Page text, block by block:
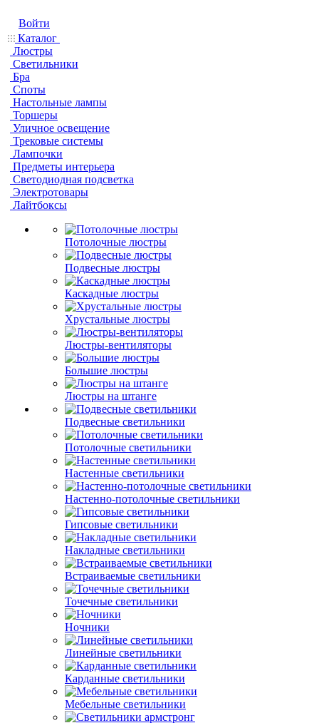
Войти
Каталог
Люстры
Светильники
Бра
Споты
Настольные лампы
Торшеры
Уличное освещение
Трековые системы
Лампочки
Предметы интерьера
Светодиодная подсветка
Электротовары
Лайтбоксы
Потолочные люстры
Подвесные люстры
Каскадные люстры
Хрустальные люстры
Люстры-вентиляторы
Большие люстры
Люстры на штанге
Подвесные светильники
Потолочные светильники
Настенные светильники
Настенно-потолочные светильники
Гипсовые светильники
Накладные светильники
Встраиваемые светильники
Точечные светильники
Ночники
Линейные светильники
Карданные светильники
Мебельные светильники